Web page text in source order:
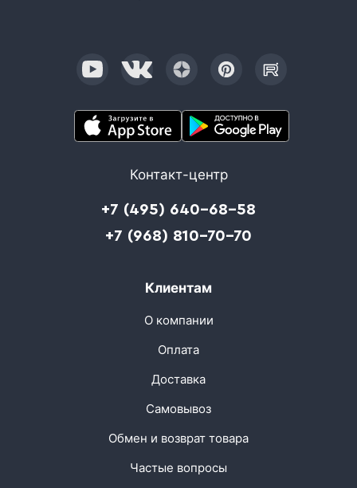
Контакт-центр
+7 (495) 640-68-58
+7 (968) 810-70-70
Клиентам
О компании
Оплата
Доставка
Самовывоз
Обмен и возврат товара
Частые вопросы